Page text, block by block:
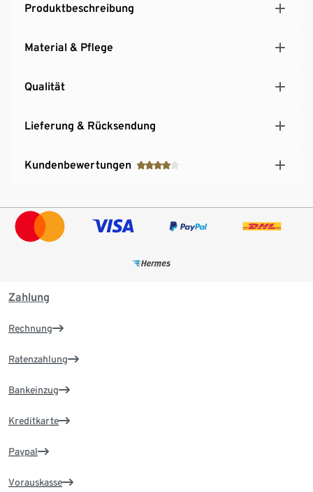
Produktbeschreibung
Material & Pflege
Qualität
Lieferung & Rücksendung
Kundenbewertungen
Zahlung
Rechnung
Ratenzahlung
Bankeinzug
Kreditkarte
Paypal
Vorauskasse